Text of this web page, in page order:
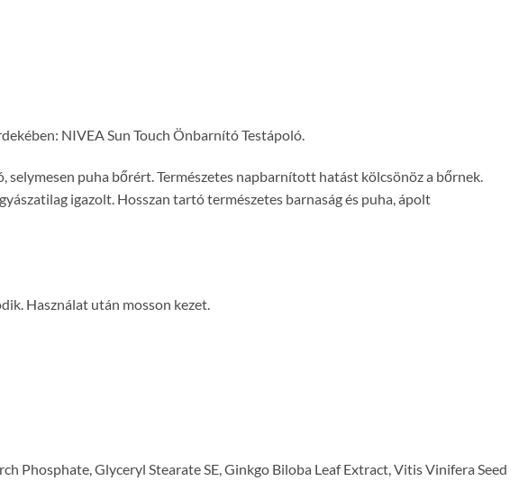
NIVEASun Touch Önbarnító Testápoló.
puha bőrért. Természetes napbarnított hatást kölcsönöz a bőrnek.
igazolt. Hosszan tartó természetes barnaság és puha, ápolt
Használat után mosson kezet.
Glyceryl Stearate SE, Ginkgo Biloba Leaf Extract, Vitis Vinifera Seed